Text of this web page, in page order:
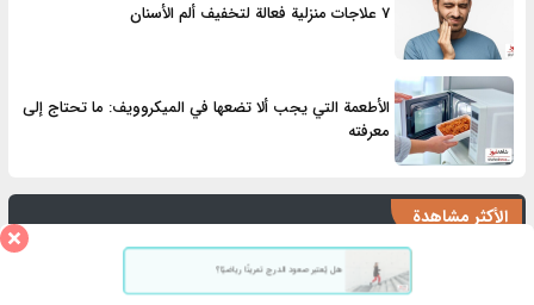
7 علاجات منزلية فعالة لتخفيف ألم الأسنان
الأطعمة التي يجب ألا تضعها في الميكروويف: ما تحتاج إلى
معرفته
الأكثر مشاهدة
هل يُعتبر صعود الدرج تمرينًا رياضيًا؟